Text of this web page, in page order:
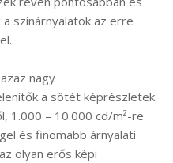
színárnyalatok az erre
nagy
a sötét képrészletek
1.000 – 10.000 cd/m²-re
és finomabb árnyalati
olyan erős képi